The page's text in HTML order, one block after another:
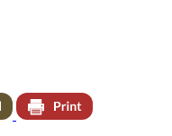
Print